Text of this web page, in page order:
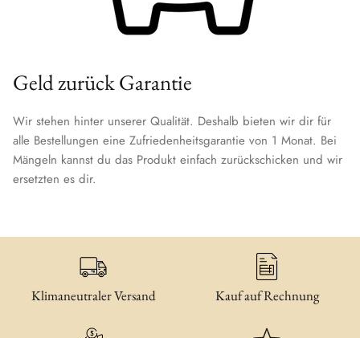
Geld zurück Garantie
Wir stehen hinter unserer Qualität. Deshalb bieten wir dir für
alle Bestellungen eine Zufriedenheitsgarantie von 1 Monat. Bei
Mängeln kannst du das Produkt einfach zurückschicken und wir
ersetzten es dir.
Klimaneutraler Versand Kauf auf Rechnung